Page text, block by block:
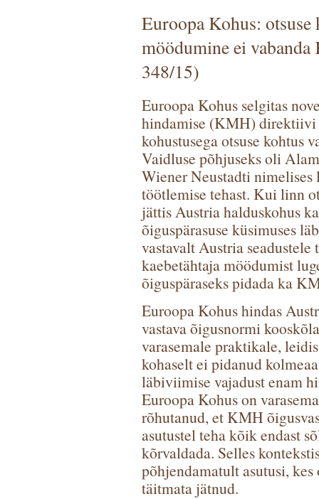
Euroopa Kohus: otsuse
möödumine ei
348/15)
Euroopa Kohus selgitas
hindamise (KMH)
kohustusega otsuse kohtus
Vaidluse põhjuseks oli
Wiener Neustadti nimelises
töötlemise tehast. Kui linn
jättis Austria halduskohus
õiguspärasuse küsimuses
vastavalt Austria seadustele
kaebetähtaja möödumist
õiguspäraseks pidada ka
Euroopa Kohus hindas
vastava õigusnormi
varasemale praktikale,
kohaselt ei pidanud
läbiviimise vajadust enam
Euroopa Kohus on
rõhutanud, et KMH
asutustel teha kõik endast
kõrvaldada. Selles
põhjendamatult asutusi,
täitmata jätnud.